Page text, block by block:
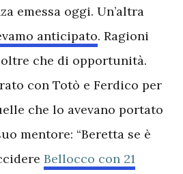
emessa oggi. Un’altra
anticipato. Ragioni
che di opportunità.
con Totò e Ferdico per
che lo avevano portato
mentore: “Beretta se è
Bellocco con 21